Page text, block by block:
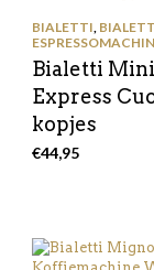
BIALETTI
Bialetti Mini
Express
kopjes
€44,95